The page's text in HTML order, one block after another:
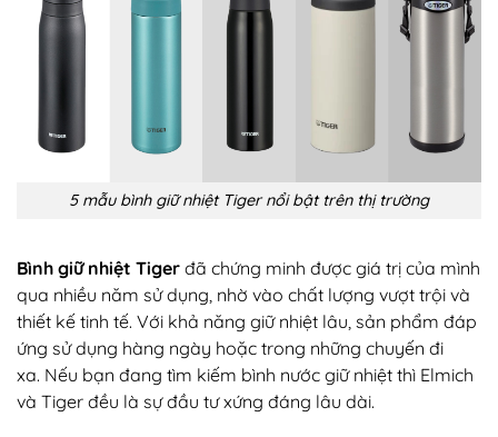
5 mẫu bình giữ nhiệt Tiger nổi bật trên thị trường
Bình giữ nhiệt Tiger đã chứng minh được giá trị của mình
qua nhiều năm sử dụng, nhờ vào chất lượng vượt trội và
thiết kế tinh tế. Với khả năng giữ nhiệt lâu, sản phẩm đáp
ứng sử dụng hàng ngày hoặc trong những chuyến đi
xa. Nếu bạn đang tìm kiếm bình nước giữ nhiệt thì Elmich
và Tiger đều là sự đầu tư xứng đáng lâu dài.